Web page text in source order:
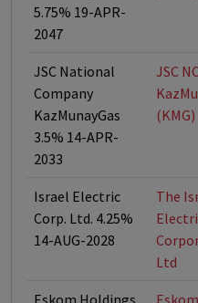
5.75% 19-APR-
2047
JSC National
Company
KazMunayGas
3.5% 14-APR-
2033
JSC
(KMG)
Israel Electric
Corp. Ltd. 4.25%
14-AUG-2028
The
Ltd
Eskom Holdings Eskom